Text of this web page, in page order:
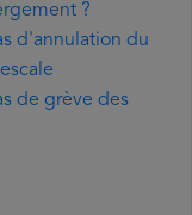
?
d'annulation du
de grève des